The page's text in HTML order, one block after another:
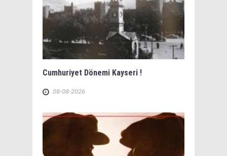
Cumhuriyet Dönemi Kayseri !
08-08-2026